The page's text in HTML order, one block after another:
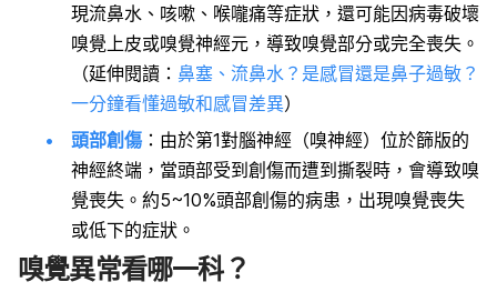
現流鼻水、咳嗽、喉嚨痛等症狀，還可能因病毒破壞
嗅覺上皮或嗅覺神經元，導致嗅覺部分或完全喪失。
（延伸閱讀： 鼻塞、流鼻水？是感冒還是鼻子過敏？
一分鐘看懂過敏和感冒差異）
頭部創傷 ：由於第1對腦神經（嗅神經）位於篩版的
神經終端，當頭部受到創傷而遭到撕裂時，會導致嗅
覺喪失。約5~10%頭部創傷的病患，出現嗅覺喪失
或低下的症狀。
嗅覺異常看哪一科？